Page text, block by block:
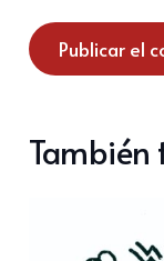
Publicar el
También